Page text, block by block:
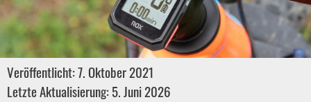
Veröffentlicht: 7. Oktober 2021
Letzte Aktualisierung: 5. Juni 2026